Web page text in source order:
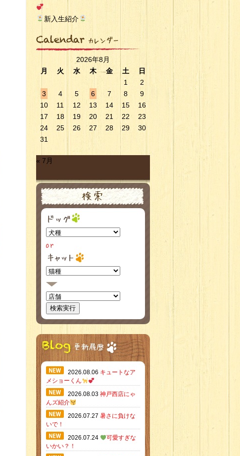
新入生紹介
2026年8月
月
火 水 木 金 土
日
1
2
3
4 5 6 7 8
9
10
11 12 13 14 15
16
17
18 19 20 21 22
23
24
25 26 27 28 29
30
31
« 7月
2026.08.06 キュートなア
メショーくん
2026.08.03 神戸西店にゃ
んズ紹介
2026.07.27 暑さに負けな
いで！
2026.07.24
可愛すぎな
いかい？！